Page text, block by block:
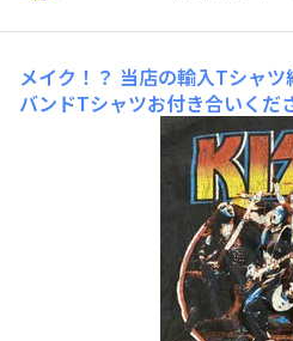
メイク！？ 当店の輸入Tシャ
バンドTシャツお付き合いくだ
ッス)」アメリカ出身のハード
が印象的ですね。4人編成で、
猫の怪人のキャラクターとな
「I Love It Loud」という曲が